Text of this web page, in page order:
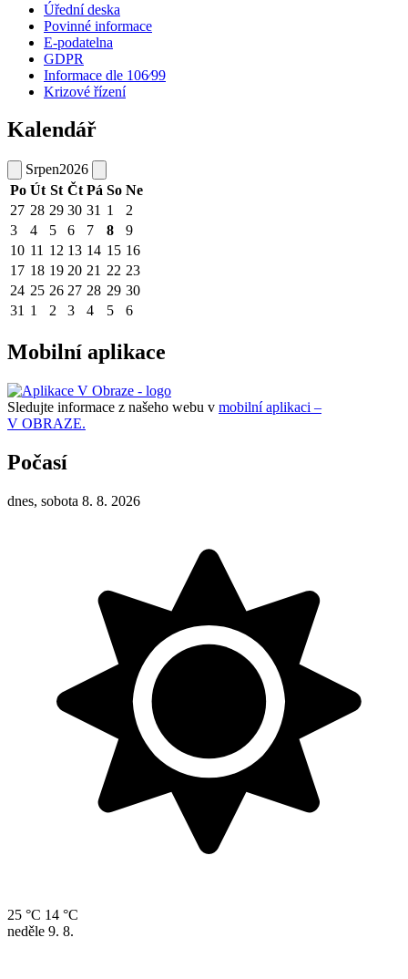
Úřední deska
Povinné informace
E-podatelna
GDPR
Informace dle 106⁄99
Krizové řízení
Kalendář
Srpen2026
Po Út St Čt Pá So Ne
27 28 29 30 31 1
2
3
4 5 6 7 8
9
10 11 12 13 14 15 16
17 18 19 20 21 22 23
24 25 26 27 28 29 30
31 1 2 3 4 5 6
Mobilní aplikace
Sledujte informace z našeho webu v mobilní aplikaci –
V OBRAZE.
Počasí
dnes, sobota 8. 8. 2026
25 °C 14 °C
neděle 9. 8.